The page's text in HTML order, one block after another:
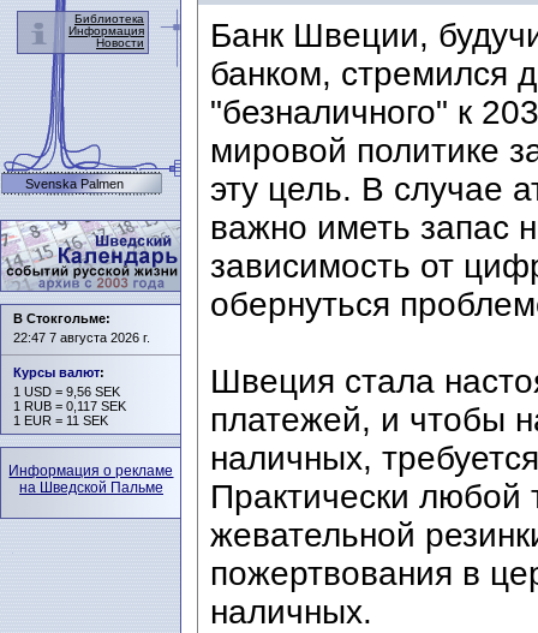
Банк Швеции,
банком, стремился
"безналичного" к
мировой политике
эту цель. В случае
важно иметь запас
зависимость от
обернуться
Швеция стала
платежей, и чтобы
наличных,
Практически любой
жевательной
пожертвования в
наличных.
Библиотека
Информация
Новости
Svenska Palmen
В Стокгольме:
22:47 7 августа 2026 г.
Курсы валют:
1 USD = 9,56 SEK
1 RUB = 0,117 SEK
1 EUR = 11 SEK
Информация о рекламе
на Шведской Пальме